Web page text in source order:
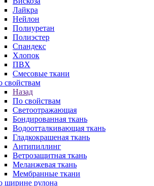
Лайкра
Нейлон
Полиуретан
Полиэстер
Спандекс
Хлопок
ПВХ
Смесовые ткани
свойствам
Назад
По свойствам
Светоотражающая
Бондированная ткань
Водоотталкивающая ткань
Гладкокрашеная ткань
Антипиллинг
Ветрозащитная ткань
Меланжевая ткань
Мембранные ткани
ширине рулона